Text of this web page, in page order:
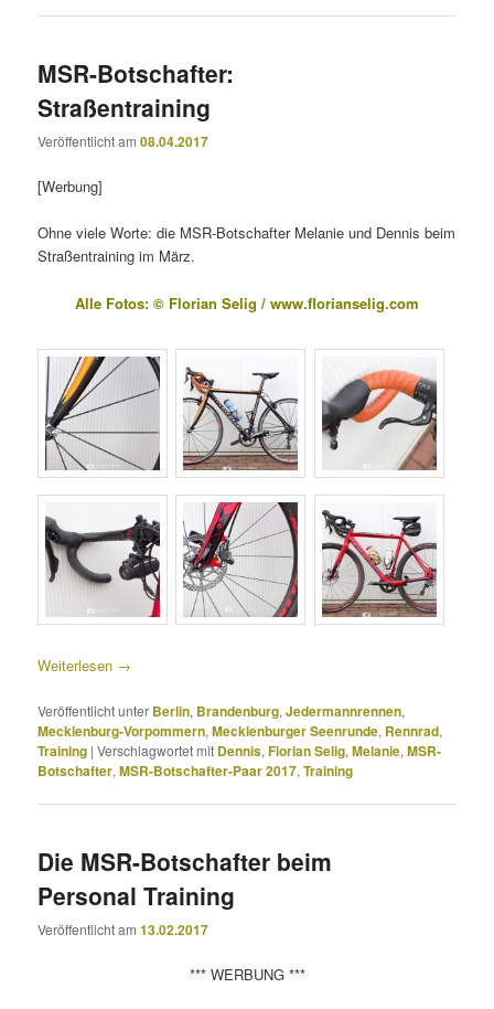
MSR-Botschafter:
Straßentraining
Veröffentlicht am08.04.2017
[Werbung]
Ohne viele Worte: die MSR-Botschafter Melanie und Dennis beim
Straßentraining im März.
Alle Fotos: © Florian Selig / www.florianselig.com
Weiterlesen →
Veröffentlicht unter Berlin, Brandenburg,Jedermannrennen,
Mecklenburg-Vorpommern,Mecklenburger Seenrunde, Rennrad,
Training |Verschlagwortet mit Dennis,Florian Selig,Melanie,MSR-
Botschafter,MSR-Botschafter-Paar 2017,Training
Die MSR-Botschafter beim
Personal Training
Veröffentlicht am13.02.2017
*** WERBUNG ***